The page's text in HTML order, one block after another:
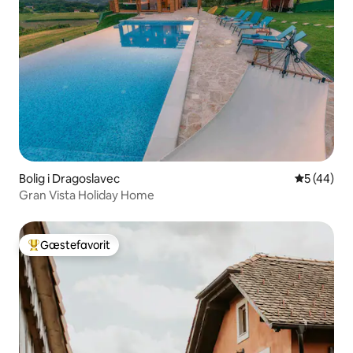
Bolig i Dragoslavec 5 ud af 5 i
5 (44)
Gran Vista Holiday Home
Bedste gæstefavorit
Gæstefavorit